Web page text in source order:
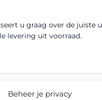
Beheer je privacy
u graag over de juiste
levering uit voorraad.